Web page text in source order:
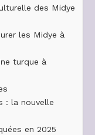
des Midye
les Midye à
turque à
: la nouvelle
en 2025